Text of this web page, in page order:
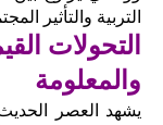
التربية والتأثير
التحولات
والمعلومة
يشهد العصر